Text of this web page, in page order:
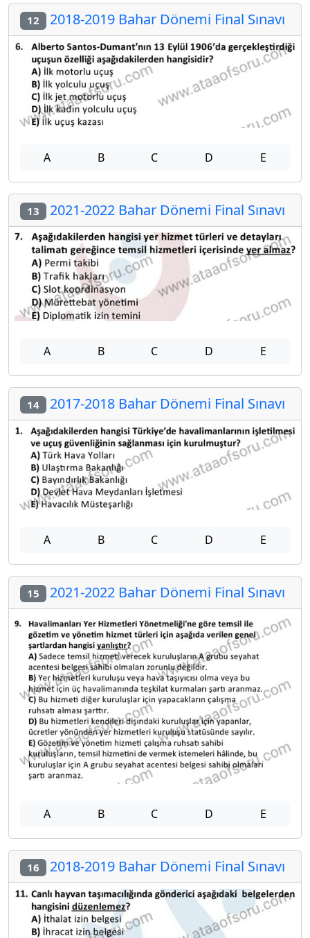
12 2018-2019 Bahar Dönemi Final Sınavı
A B C D E
13 2021-2022 Bahar Dönemi Final Sınavı
A B C D E
14 2017-2018 Bahar Dönemi Final Sınavı
A B C D E
15 2021-2022 Bahar Dönemi Final Sınavı
A B C D E
16 2018-2019 Bahar Dönemi Final Sınavı